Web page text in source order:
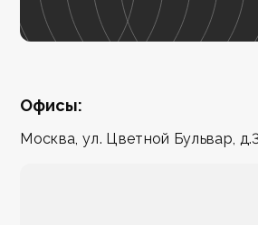
Офисы:
Москва, ул. Цветной Бульвар,